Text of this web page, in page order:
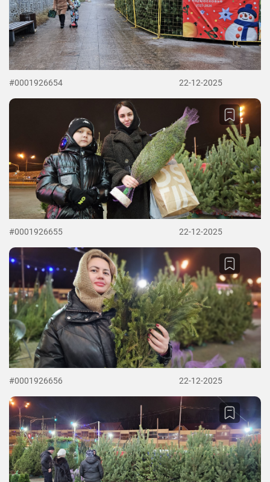
#0001926654 22-12-2025
#0001926655 22-12-2025
#0001926656 22-12-2025